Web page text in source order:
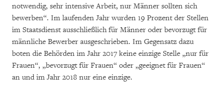
notwendig, sehr intensive Arbeit, nur Männer sollten sich
bewerben“. Im laufenden Jahr wurden 19 Prozent der Stellen
im Staatsdienst ausschließlich für Männer oder bevorzugt für
männliche Bewerber ausgeschrieben. Im Gegensatz dazu
boten die Behörden im Jahr 2017 keine einzige Stelle „nur für
Frauen“, „bevorzugt für Frauen“ oder „geeignet für Frauen“
an und im Jahr 2018 nur eine einzige.